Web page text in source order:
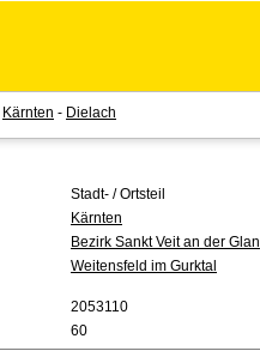
Kärnten - Dielach
Stadt- / Ortsteil
Kärnten
Bezirk Sankt Veit an der Glan
Weitensfeld im Gurktal
2053110
60